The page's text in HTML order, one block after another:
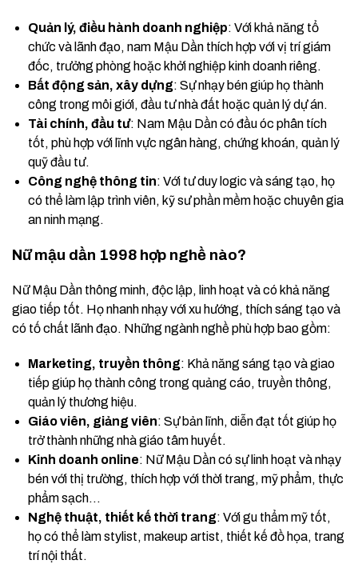
Quản lý, điều hành doanh nghiệp: Với khả năng tổ
chức và lãnh đạo, nam Mậu Dần thích hợp với vị trí giám
đốc, trưởng phòng hoặc khởi nghiệp kinh doanh riêng.
Bất động sản, xây dựng: Sự nhạy bén giúp họ thành
công trong môi giới, đầu tư nhà đất hoặc quản lý dự án.
Tài chính, đầu tư: Nam Mậu Dần có đầu óc phân tích
tốt, phù hợp với lĩnh vực ngân hàng, chứng khoán, quản lý
quỹ đầu tư.
Công nghệ thông tin: Với tư duy logic và sáng tạo, họ
có thể làm lập trình viên, kỹ sư phần mềm hoặc chuyên gia
an ninh mạng.
Nữ mậu dần 1998 hợp nghề nào?
Nữ Mậu Dần thông minh, độc lập, linh hoạt và có khả năng
giao tiếp tốt. Họ nhanh nhạy với xu hướng, thích sáng tạo và
có tố chất lãnh đạo. Những ngành nghề phù hợp bao gồm:
Marketing, truyền thông: Khả năng sáng tạo và giao
tiếp giúp họ thành công trong quảng cáo, truyền thông,
quản lý thương hiệu.
Giáo viên, giảng viên: Sự bản lĩnh, diễn đạt tốt giúp họ
trở thành những nhà giáo tâm huyết.
Kinh doanh online: Nữ Mậu Dần có sự linh hoạt và nhạy
bén với thị trường, thích hợp với thời trang, mỹ phẩm, thực
phẩm sạch…
Nghệ thuật, thiết kế thời trang: Với gu thẩm mỹ tốt,
họ có thể làm stylist, makeup artist, thiết kế đồ họa, trang
trí nội thất.